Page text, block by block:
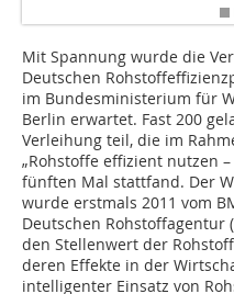
Mit Spannung wurde die
Deutschen
im Bundesministerium für
Berlin erwartet. Fast 200
Verleihung teil, die im
„Rohstoffe effizient nutzen
fünften Mal stattfand. Der
wurde erstmals 2011 vom
Deutschen Rohstoffagentur
den Stellenwert der
deren Effekte in der
intelligenter Einsatz von